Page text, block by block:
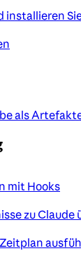
installieren
als
mit Hooks
zu Claude